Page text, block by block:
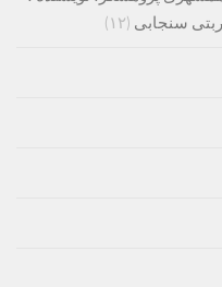
سنجابی (۱۲)